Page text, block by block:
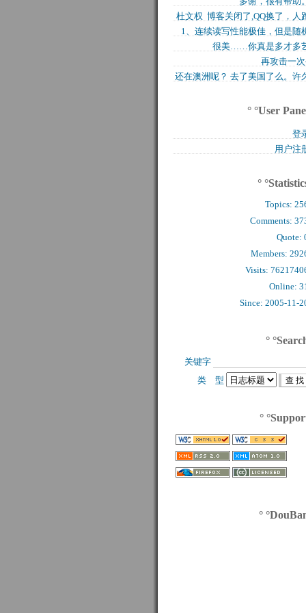
买的固态硬盘上试试，
杜文权 博客关闭了,QQ换了，人
了 新的
1、连续读写性能极佳，但是随
写入性能极差（这对于
很美……你真是多才多
再攻击一
还在澳洲呢？ 去了美国了么。许
° °User
登
用户注
°
Topics:
Comments:
Quote:
Members:
Visits:
Online:
Since: 2005-11-
°
关键字
类 型
°
°